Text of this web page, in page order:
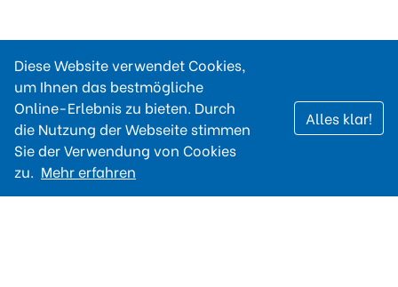
Diese Website verwendet Cookies,
um Ihnen das bestmögliche
Online-Erlebnis zu bieten. Durch
die Nutzung der Webseite stimmen
Sie der Verwendung von Cookies
zu. Mehr erfahren
Alles klar!